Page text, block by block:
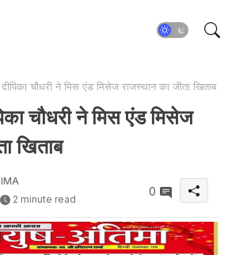
चौधरी ने मिस एंड मिसेज राजस्थान का जीता खिताब
चौधरी ने मिस एंड मिसेज
खिताब
2 minute read
0